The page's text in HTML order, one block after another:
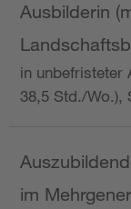
Ausbilderin
in unbefristeter
38,5 Std./Wo.),
im